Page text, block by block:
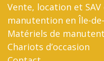
Vente, location et
manutention en Île-
Matériels de
Chariots d’occasion